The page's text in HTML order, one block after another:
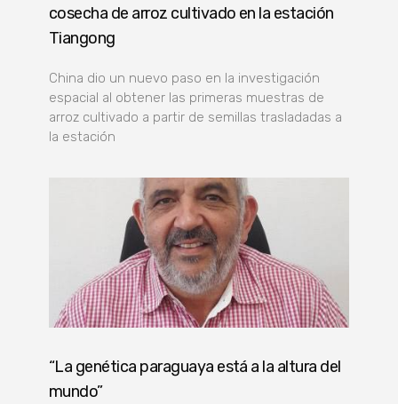
cosecha de arroz cultivado en la estación
Tiangong
China dio un nuevo paso en la investigación
espacial al obtener las primeras muestras de
arroz cultivado a partir de semillas trasladadas a
la estación
“La genética paraguaya está a la altura del
mundo”